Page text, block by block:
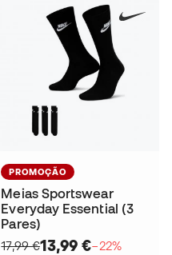
PROMOÇÃO
Meias Sportswear
Everyday Essential (3
Pares)
17,99 €13,99 €−22%